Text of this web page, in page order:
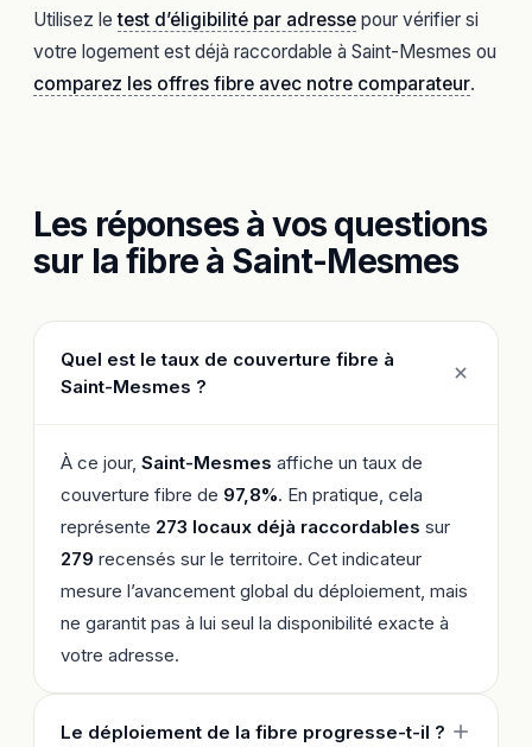
Utilisez letest d’éligibilité par adresse pour vérifier si
votre logement est déjà raccordable à Saint-Mesmes ou
comparez les offres fibre avec notre comparateur.
Les réponses à vos questions
sur la fibre à Saint-Mesmes
Quel est le taux de couverture fibre à
Saint-Mesmes ?
À ce jour, Saint-Mesmes affiche un taux de
couverture fibre de 97,8%. En pratique, cela
représente 273 locaux déjà raccordables sur
279 recensés sur le territoire. Cet indicateur
mesure l’avancement global du déploiement, mais
ne garantit pas à lui seul la disponibilité exacte à
votre adresse.
Le déploiement de la fibre progresse-t-il ?